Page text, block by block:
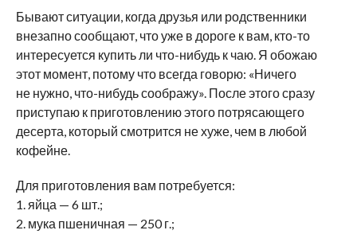
Бывают ситуации, когда друзья или родственники
внезапно сообщают, что уже в дороге к вам, кто-то
интересуется купить ли что-нибудь к чаю. Я обожаю
этот момент, потому что всегда говорю: «Ничего
не нужно, что-нибудь соображу». После этого сразу
приступаю к приготовлению этого потрясающего
десерта, который смотрится не хуже, чем в любой
кофейне.
Для приготовления вам потребуется:
1. яйца — 6 шт.;
2. мука пшеничная — 250 г.;